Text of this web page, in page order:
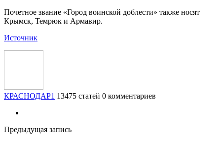
Почетное звание «Город воинской доблести» также носят
Крымск, Темрюк и Армавир.
Источник
КРАСНОДАР1 13475 статей 0 комментариев
Предыдущая запись